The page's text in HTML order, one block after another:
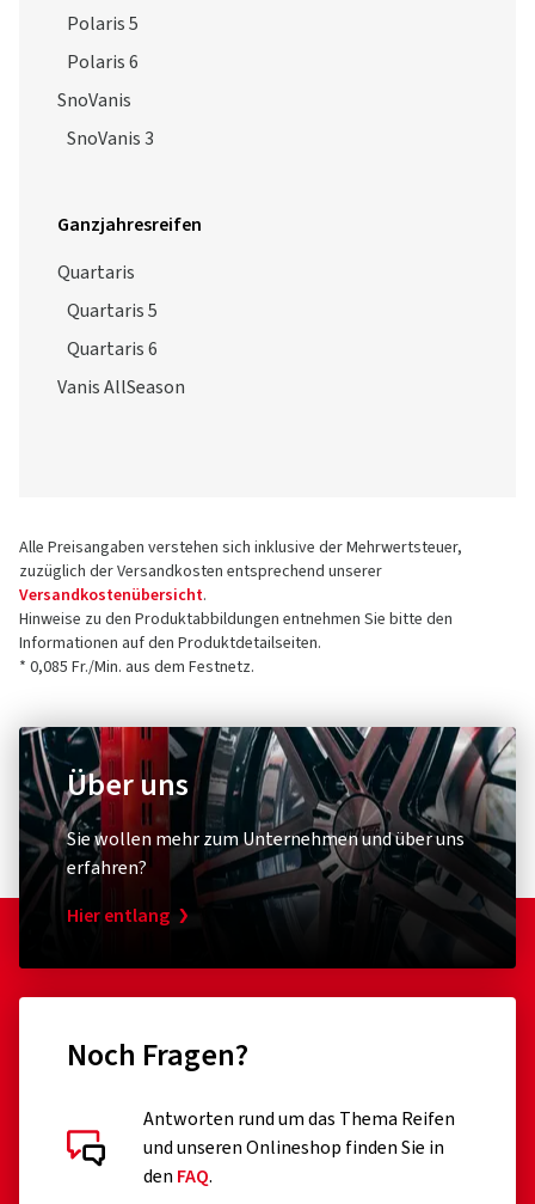
Polaris 5
Polaris 6
SnoVanis
SnoVanis 3
Ganzjahresreifen
Quartaris
Quartaris 5
Quartaris 6
Vanis AllSeason
Alle Preisangaben verstehen sich inklusive der Mehrwertsteuer,
zuzüglich der Versandkosten entsprechend unserer
Versandkostenübersicht.
Hinweise zu den Produktabbildungen entnehmen Sie bitte den
Informationen auf den Produktdetailseiten.
* 0,085 Fr./Min. aus dem Festnetz.
Über uns
Sie wollen mehr zum Unternehmen und über uns
erfahren?
Hier entlang
Noch Fragen?
Antworten rund um das Thema Reifen
und unseren Onlineshop finden Sie in
den FAQ.